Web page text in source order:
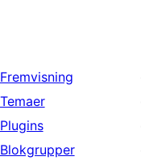
Fremvisning
Temaer
Plugins
Blokgrupper